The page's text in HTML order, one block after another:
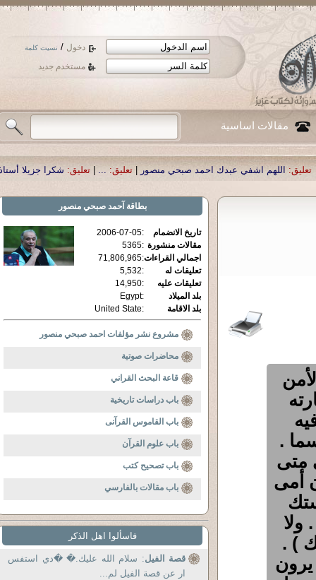
دخول / نسيت كلمة
مستخدم جديد
مقالات اساسية
احمد صبحي منصور| تعليق: ...
|تعليق: شكرا جزيلا أستاذ حمد الحمد
.
متى
أمى
ولا
) .
يرون
بطاقة آحمد صبحي منصور
تاريخ الانضمام :
2006-07-05
مقالات منشورة :
5365
اجمالي القراءات:
71,806,965
تعليقات له
:
5,532
تعليقات عليه
:
14,950
بلد الميلاد
:
Egypt
بلد الاقامة
:
United State
مشروع نشر مؤلفات احمد صبحي منصور
محاضرات صوتية
قاعة البحث القراني
باب دراسات تاريخية
باب القاموس القرآنى
باب علوم القرآن
باب تصحيح كتب
باب مقالات بالفارسي
فاسألوا اهل الذكر
قصة الفيل: سلام الله عليك.� �دي استفس
ار عن قصة الفيل لم...